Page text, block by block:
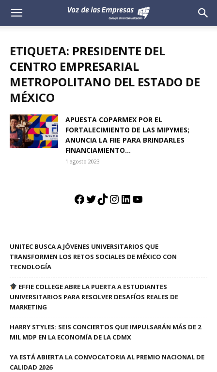
Voz
Empresas
ETIQUETA: PRESIDENTE DEL
CENTRO EMPRESARIAL
METROPOLITANO DEL ESTADO DE
MÉXICO
APUESTA COPARMEX POR EL
FORTALECIMIENTO DE LAS MIPYMES;
ANUNCIA LA FIIE PARA BRINDARLES
FINANCIAMIENTO...
1 agosto 2023
Facebook
Twitter
TikTok
Instagram
LinkedIn
YouTube
UNITEC BUSCA A JÓVENES UNIVERSITARIOS QUE
TRANSFORMEN LOS RETOS SOCIALES DE MÉXICO CON
TECNOLOGÍA
EFFIE COLLEGE ABRE LA PUERTA A ESTUDIANTES
UNIVERSITARIOS PARA RESOLVER DESAFÍOS REALES DE
MARKETING
HARRY STYLES: SEIS CONCIERTOS QUE IMPULSARÁN MÁS DE 2
MIL MDP EN LA ECONOMÍA DE LA CDMX
YA ESTÁ ABIERTA LA CONVOCATORIA AL PREMIO NACIONAL DE
CALIDAD 2026